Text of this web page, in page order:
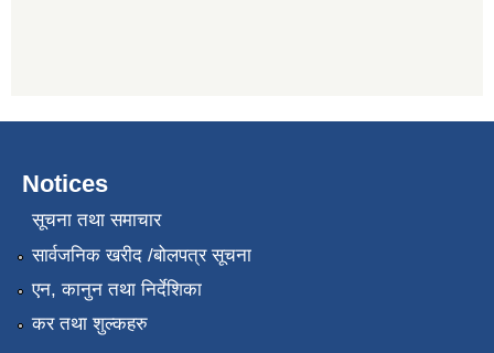
Notices
सूचना तथा समाचार
सार्वजनिक खरीद /बोलपत्र सूचना
एन, कानुन तथा निर्देशिका
कर तथा शुल्कहरु